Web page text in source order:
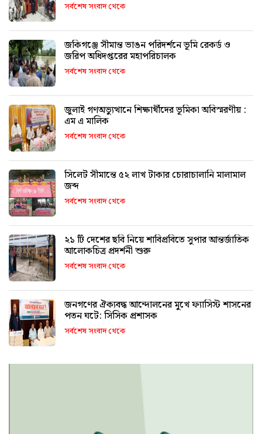
সর্বশেষ সংবাদ থেকে
জকিগঞ্জে সীমান্ত ভাঙন পরিদর্শনে ভূমি রেকর্ড ও
জরিপ অধিদপ্তরের মহাপরিচালক
সর্বশেষ সংবাদ থেকে
জুলাই গণঅভ্যুত্থানে শিক্ষার্থীদের ভূমিকা অবিস্মরণীয় :
এম এ মালিক
সর্বশেষ সংবাদ থেকে
সিলেট সীমান্তে ৫২ লাখ টাকার চোরাচালানি মালামাল
জব্দ
সর্বশেষ সংবাদ থেকে
২১ টি দেশের ছবি নিয়ে শাবিপ্রবিতে সুপার আন্তর্জাতিক
আলোকচিত্র প্রদর্শনী শুরু
সর্বশেষ সংবাদ থেকে
জনগণের ঐক্যবদ্ধ আন্দোলনের মুখে ফ্যাসিস্ট শাসনের
পতন ঘটে: সিসিক প্রশাসক
সর্বশেষ সংবাদ থেকে